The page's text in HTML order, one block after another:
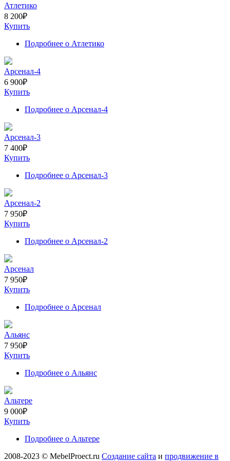
Атлетико
8 200₽
Купить
Подробнее о Атлетико
Арсенал-4
6 900₽
Купить
Подробнее о Арсенал-4
Арсенал-3
7 400₽
Купить
Подробнее о Арсенал-3
Арсенал-2
7 950₽
Купить
Подробнее о Арсенал-2
Арсенал
7 950₽
Купить
Подробнее о Арсенал
Альянс
7 950₽
Купить
Подробнее о Альянс
Альтере
9 000₽
Купить
Подробнее о Альтере
2008-2023 © MebelProect.ru Создание сайта и продвижение в